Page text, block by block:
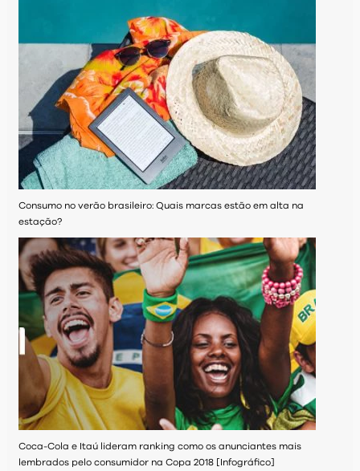
Consumo no verão brasileiro: Quais marcas estão em alta na
estação?
Coca-Cola e Itaú lideram ranking como os anunciantes mais
lembrados pelo consumidor na Copa 2018 [Infográfico]